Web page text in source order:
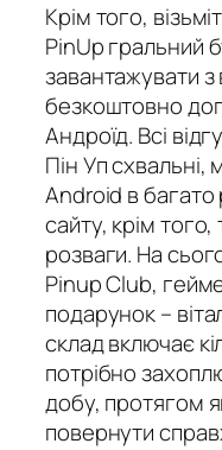
Крім того,
PinUp гральний
завантажувати
безкоштовно
Андроїд. Всі
Пін Уп схвальні,
Android в багато
сайту, крім
розваги. На
Pinup Club,
подарунок –
склад включає
потрібно
добу, протягом
повернути